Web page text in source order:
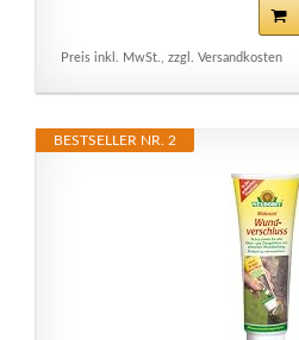
Preis inkl. MwSt., zzgl. Versandkosten
BESTSELLER NR. 2